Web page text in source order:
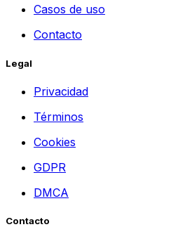
Casos de uso
Contacto
Legal
Privacidad
Términos
Cookies
GDPR
DMCA
Contacto